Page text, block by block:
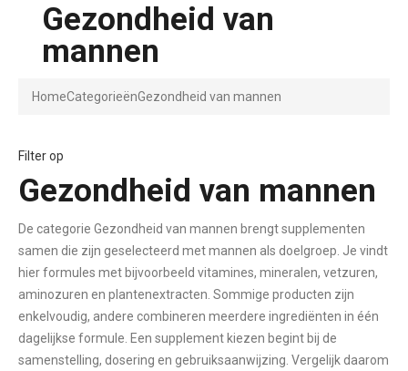
Gezondheid van
mannen
HomeCategorieënGezondheid van mannen
Filter op
Gezondheid van mannen
De categorie Gezondheid van mannen brengt supplementen
samen die zijn geselecteerd met mannen als doelgroep. Je vindt
hier formules met bijvoorbeeld vitamines, mineralen, vetzuren,
aminozuren en plantenextracten. Sommige producten zijn
enkelvoudig, andere combineren meerdere ingrediënten in één
dagelijkse formule. Een supplement kiezen begint bij de
samenstelling, dosering en gebruiksaanwijzing. Vergelijk daarom